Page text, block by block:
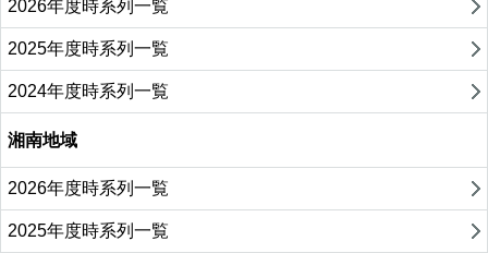
2026年度時系列一覧
2025年度時系列一覧
2024年度時系列一覧
湘南地域
2026年度時系列一覧
2025年度時系列一覧